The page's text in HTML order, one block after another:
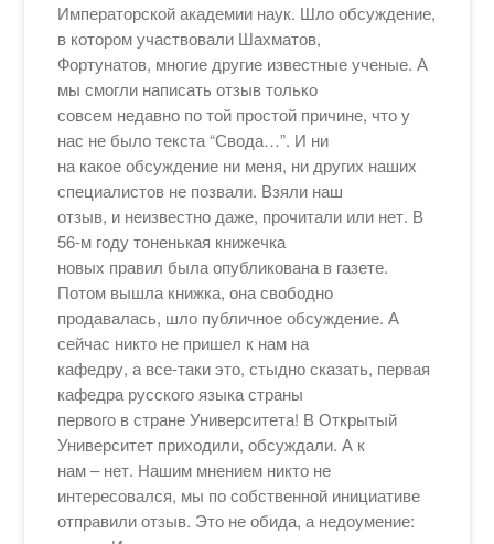
Императорской академии наук. Шло обсуждение,
в котором участвовали Шахматов,
Фортунатов, многие другие известные ученые. А
мы смогли написать отзыв только
совсем недавно по той простой причине, что у
нас не было текста “Свода…”. И ни
на какое обсуждение ни меня, ни других наших
специалистов не позвали. Взяли наш
отзыв, и неизвестно даже, прочитали или нет. В
56-м году тоненькая книжечка
новых правил была опубликована в газете.
Потом вышла книжка, она свободно
продавалась, шло публичное обсуждение. А
сейчас никто не пришел к нам на
кафедру, а все-таки это, стыдно сказать, первая
кафедра русского языка страны
первого в стране Университета! В Открытый
Университет приходили, обсуждали. А к
нам – нет. Нашим мнением никто не
интересовался, мы по собственной инициативе
отправили отзыв. Это не обида, а недоумение: